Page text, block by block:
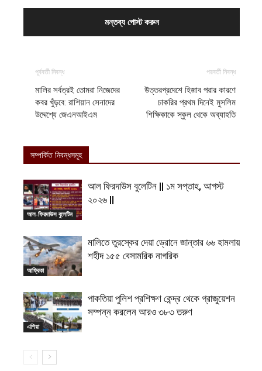
পূর্ববর্তী নিবন্ধ
মালির সর্বত্রই তোমরা নিজেদের
কবর খুঁড়বে: রাশিয়ান সেনাদের
উদ্দেশ্যে জেএনআইএম
পরবর্তী নিবন্ধ
উত্তরপ্রদেশে হিজাব পরার কারণে
চাকরির প্রথম দিনেই মুসলিম
শিক্ষিকাকে স্কুল থেকে অব্যাহতি
সম্পর্কিত নিবন্ধসমূহ
আল-ফিরদাউস বুলেটিন
আল ফিরদাউস বুলেটিন || ১ম সপ্তাহ, আগস্ট
২০২৬ ||
আফ্রিকা
মালিতে তুরস্কের দেয়া ড্রোনে জান্তার ৬৬ হামলায়
শহীদ ১৫৫ বেসামরিক নাগরিক
এশিয়া
পাকতিয়া পুলিশ প্রশিক্ষণ কেন্দ্র থেকে গ্রাজুয়েশন
সম্পন্ন করলেন আরও ৩৮৩ তরুণ